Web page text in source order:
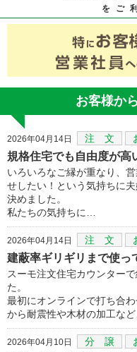
をご
お客様か
2026年04月14日 注 文
規格住宅でも自由度が高
いろいろなご縁が重なり、
せしたい！という気持ちに
決めました。
私たちの気持ちに…
2026年04月14日 注 文
建蔽率ギリギリまで使っ
スーモ注文住宅カウンター
た。
最初にオンラインで打ち合
から耐震性や木材の加工など
2026年04月10日 分 譲